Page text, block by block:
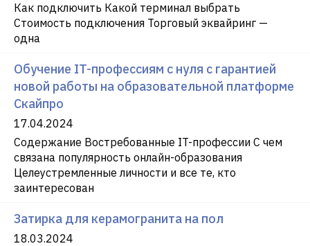
Как подключить Какой терминал выбрать
Стоимость подключения Торговый эквайринг —
одна
Обучение IT-профессиям с нуля с гарантией
новой работы на образовательной платформе
Скайпро
17.04.2024
Содержание Востребованные IT-профессии С чем
связана популярность онлайн-образования
Целеустремленные личности и все те, кто
заинтересован
Затирка для керамогранита на пол
18.03.2024